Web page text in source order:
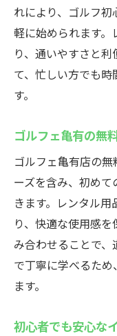
インドア
体験
仕事帰り
特集
理由
通い放題
コスト重
クール
定額で学
力
インドア
れにより、ゴルフ
軽に始められます
り、通いやすさと
て、忙しい方でも
す。
ゴルフェ亀有の無
ゴルフェ亀有店の
ーズを含み、初め
きます。レンタル
り、快適な使用感
み合わせることで
で丁寧に学べるた
ます。
初心者でも安心な